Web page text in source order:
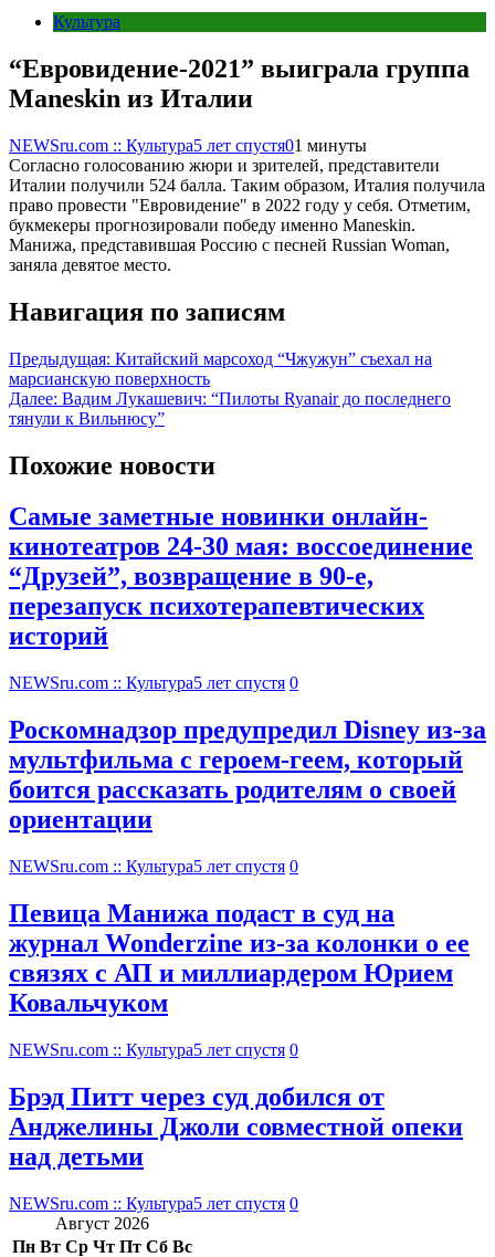
Культура
“Евровидение-2021” выиграла группа
Maneskin из Италии
NEWSru.com :: Культура5 лет спустя01 минуты
Согласно голосованию жюри и зрителей, представители
Италии получили 524 балла. Таким образом, Италия получила
право провести "Евровидение" в 2022 году у себя. Отметим,
букмекеры прогнозировали победу именно Maneskin.
Манижа, представившая Россию с песней Russian Woman,
заняла девятое место.
Навигация по записям
Предыдущая: Китайский марсоход “Чжужун” съехал на
марсианскую поверхность
Далее: Вадим Лукашевич: “Пилоты Ryanair до последнего
тянули к Вильнюсу”
Похожие новости
Самые заметные новинки онлайн-
кинотеатров 24-30 мая: воссоединение
“Друзей”, возвращение в 90-е,
перезапуск психотерапевтических
историй
NEWSru.com :: Культура5 лет спустя 0
Роскомнадзор предупредил Disney из-за
мультфильма c героем-геем, который
боится рассказать родителям о своей
ориентации
NEWSru.com :: Культура5 лет спустя 0
Певица Манижа подаст в суд на
журнал Wonderzine из-за колонки о ее
связях с АП и миллиардером Юрием
Ковальчуком
NEWSru.com :: Культура5 лет спустя 0
Брэд Питт через суд добился от
Анджелины Джоли совместной опеки
над детьми
NEWSru.com :: Культура5 лет спустя 0
Август 2026
Пн Вт Ср Чт Пт Сб Вс